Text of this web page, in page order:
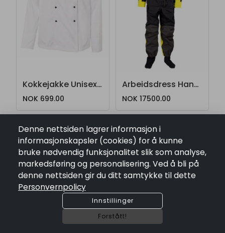
Kokkejakke Unisex 88490510
NOK 699.00
Arbeidsdress Hansen Protection Øy-Vind
NOK 17500.00
Denne nettsiden lagrer informasjon i
informasjonskapsler (cookies) for å kunne
bruke nødvendig funksjonalitet slik som analyse,
markedsføring og personalisering. Ved å bli på
denne nettsiden gir du ditt samtykke til dette
Personvernpolicy
Innstillinger
Forstått!